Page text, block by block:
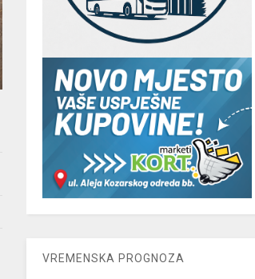
VREMENSKA PROGNOZA